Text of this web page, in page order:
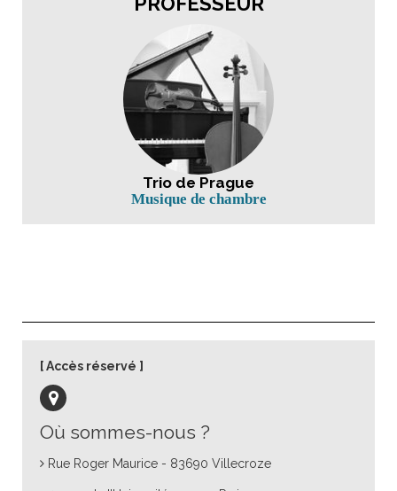
Trio de Prague
Musique de chambre
Où sommes-nous ?
Rue Roger Maurice - 83690 Villecroze
Accès réservé